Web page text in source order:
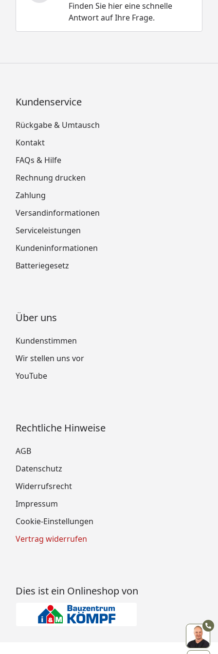
Finden Sie hier eine schnelle
Antwort auf Ihre Frage.
Kundenservice
Rückgabe & Umtausch
Kontakt
FAQs & Hilfe
Rechnung drucken
Zahlung
Versandinformationen
Serviceleistungen
Kundeninformationen
Batteriegesetz
Über uns
Kundenstimmen
Wir stellen uns vor
YouTube
Rechtliche Hinweise
AGB
Datenschutz
Widerrufsrecht
Impressum
Cookie-Einstellungen
Vertrag widerrufen
Dies ist ein Onlineshop von